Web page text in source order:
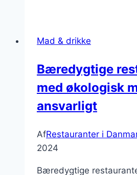
restauranter
Odense
Mad & drikke
Bæredygtige
med økologisk
ansvarligt
AfRestauranter i
2024
Bæredygtige